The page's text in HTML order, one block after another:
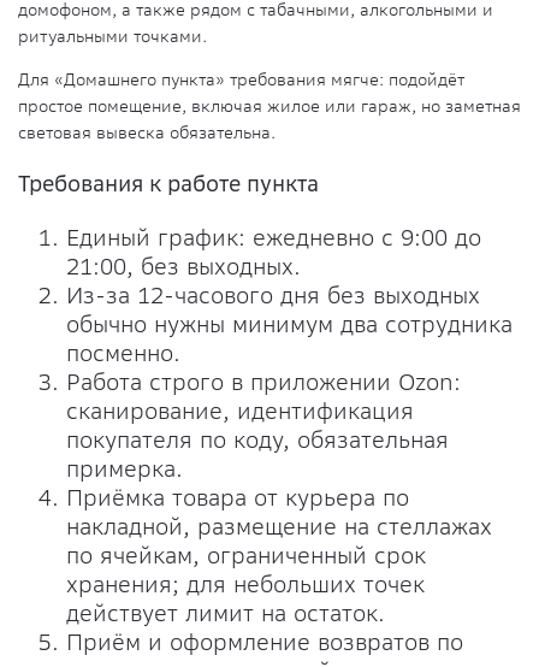
домофоном, а также рядом с табачными, алкогольными и
ритуальными точками.
Для «Домашнего пункта» требования мягче: подойдёт
простое помещение, включая жилое или гараж, но заметная
световая вывеска обязательна.
Требования к работе пункта
Единый график: ежедневно с 9:00 до
21:00, без выходных.
Из-за 12-часового дня без выходных
обычно нужны минимум два сотрудника
посменно.
Работа строго в приложении Ozon:
сканирование, идентификация
покупателя по коду, обязательная
примерка.
Приёмка товара от курьера по
накладной, размещение на стеллажах
по ячейкам, ограниченный срок
хранения; для небольших точек
действует лимит на остаток.
Приём и оформление возвратов по